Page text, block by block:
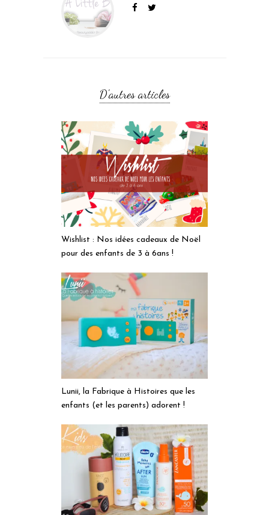
D'autres articles
Wishlist : Nos idées cadeaux de Noël
pour des enfants de 3 à 6ans !
Lunii, la Fabrique à Histoires que les
enfants (et les parents) adorent !